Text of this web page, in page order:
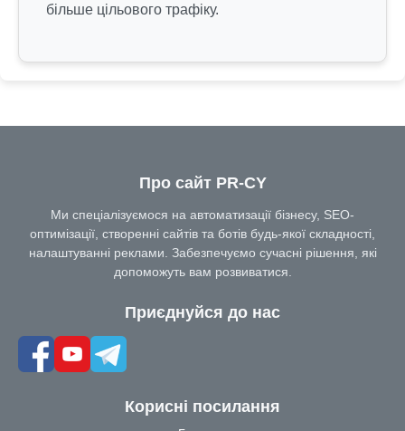
більше цільового трафіку.
Про сайт PR-CY
Ми спеціалізуємося на автоматизації бізнесу, SEO-
оптимізації, створенні сайтів та ботів будь-якої складності,
налаштуванні реклами. Забезпечуємо сучасні рішення, які
допоможуть вам розвиватися.
Приєднуйся до нас
Корисні посилання